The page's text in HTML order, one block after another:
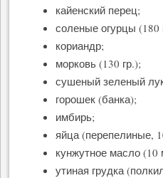
кайенский перец;
соленые огурцы (180
кориандр;
морковь (130 гр.);
сушеный зеленый
горошек (банка);
имбирь;
яйца (перепелиные,
кунжутное масло (10
утиная грудка